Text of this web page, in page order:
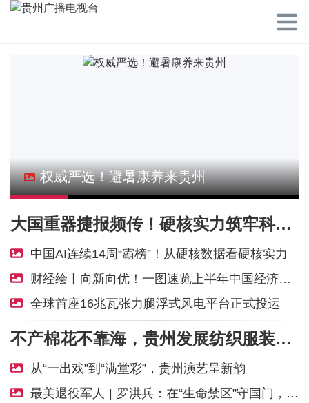
权威严选！避暑康养来贵州
大国重器捷报频传！硬核实力筑牢科技强国根基
中国AI连续14周“霸榜”！从硬核数据看硬核实力
财经绘丨向新向优！一图速览上半年中国经济亮点
全球首座16兆瓦张力腿浮式风电平台正式投运
不产棉花不靠海，贵州发展纺织服装靠什么？丨“黔”进的力量
从“一出戏”到“满堂彩”，贵州演艺呈新韵
最美退役军人 | 罗洪兵：在“生命禁区”守国门，在实验室里砺初心